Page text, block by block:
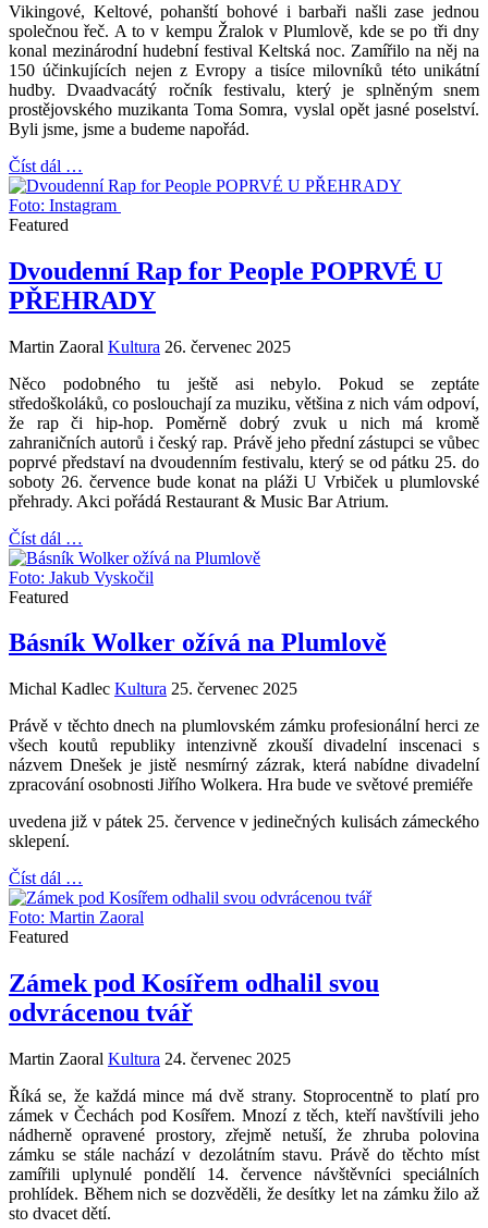
Vikingové, Keltové, pohanští bohové i barbaři našli zase jednou
společnou řeč. A to v kempu Žralok v Plumlově, kde se po tři dny
konal mezinárodní hudební festival Keltská noc. Zamířilo na něj na
150 účinkujících nejen z Evropy a tisíce milovníků této unikátní
hudby. Dvaadvacátý ročník festivalu, který je splněným snem
prostějovského muzikanta Toma Somra, vyslal opět jasné poselství.
Byli jsme, jsme a budeme napořád.
Číst dál …
Foto: Instagram
Featured
Dvoudenní Rap for People POPRVÉ U
PŘEHRADY
Martin Zaoral Kultura 26. červenec 2025
Něco podobného tu ještě asi nebylo. Pokud se zeptáte
středoškoláků, co poslouchají za muziku, většina z nich vám odpoví,
že rap či hip-hop. Poměrně dobrý zvuk u nich má kromě
zahraničních autorů i český rap. Právě jeho přední zástupci se vůbec
poprvé představí na dvoudenním festivalu, který se od pátku 25. do
soboty 26. července bude konat na pláži U Vrbiček u plumlovské
přehrady. Akci pořádá Restaurant & Music Bar Atrium.
Číst dál …
Foto: Jakub Vyskočil
Featured
Básník Wolker ožívá na Plumlově
Michal Kadlec Kultura 25. červenec 2025
Právě v těchto dnech na plumlovském zámku profesionální herci ze
všech koutů republiky intenzivně zkouší divadelní inscenaci s
názvem Dnešek je jistě nesmírný zázrak, která nabídne divadelní
zpracování osobnosti Jiřího Wolkera. Hra bude ve světové premiéře
uvedena již v pátek 25. července v jedinečných kulisách zámeckého
sklepení.
Číst dál …
Foto: Martin Zaoral
Featured
Zámek pod Kosířem odhalil svou
odvrácenou tvář
Martin Zaoral Kultura 24. červenec 2025
Říká se, že každá mince má dvě strany. Stoprocentně to platí pro
zámek v Čechách pod Kosířem. Mnozí z těch, kteří navštívili jeho
nádherně opravené prostory, zřejmě netuší, že zhruba polovina
zámku se stále nachází v dezolátním stavu. Právě do těchto míst
zamířili uplynulé pondělí 14. července návštěvníci speciálních
prohlídek. Během nich se dozvěděli, že desítky let na zámku žilo až
sto dvacet dětí.